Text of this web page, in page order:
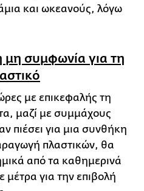
και ωκεανούς, λόγω
μη συμφωνία για τη
με επικεφαλής τη
μαζί με συμμάχους
πιέσει για μια συνθήκη
πλαστικών, θα
από τα καθημερινά
μέτρα για την επιβολή